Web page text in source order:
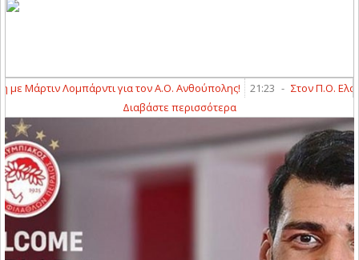
Μάρτιν Λομπάρντι για τον Α.Ο. Ανθούπολης! 21:23 -
Στον Π.Ο.
Διαβάστε περισσότερα